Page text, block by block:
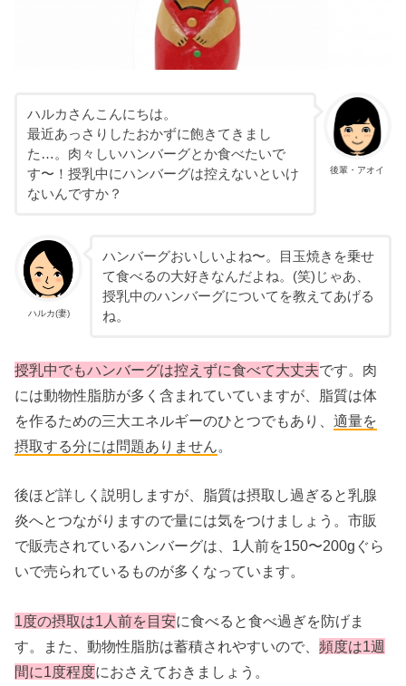
後輩・アオイ
ハルカさんこんにちは。
最近あっさりしたおかずに飽きてきまし
た…。肉々しいハンバーグとか食べたいで
す〜！授乳中にハンバーグは控えないといけ
ないんですか？
ハルカ(妻)
ハンバーグおいしいよね〜。目玉焼きを乗せ
て食べるの大好きなんだよね。(笑)じゃあ、
授乳中のハンバーグについてを教えてあげる
ね。
授乳中でもハンバーグは控えずに食べて大丈夫です。肉
には動物性脂肪が多く含まれていていますが、脂質は体
を作るための三大エネルギーのひとつでもあり、適量を
摂取する分には問題ありません。
後ほど詳しく説明しますが、脂質は摂取し過ぎると乳腺
炎へとつながりますので量には気をつけましょう。市販
で販売されているハンバーグは、1人前を150〜200gぐら
いで売られているものが多くなっています。
1度の摂取は1人前を目安に食べると食べ過ぎを防げま
す。また、動物性脂肪は蓄積されやすいので、頻度は1週
間に1度程度におさえておきましょう。